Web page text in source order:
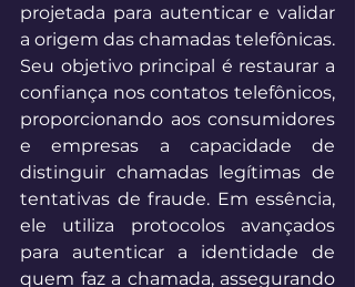
projetada para autenticar e validar
a origem das chamadas telefônicas.
Seu objetivo principal é restaurar a
confiança nos contatos telefônicos,
proporcionando aos consumidores
e empresas a capacidade de
distinguir chamadas legítimas de
tentativas de fraude. Em essência,
ele utiliza protocolos avançados
para autenticar a identidade de
quem faz a chamada, assegurando